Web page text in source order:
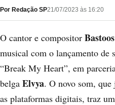
Por Redação SP21/07/2023 às 16:20
O cantor e compositor Bastoos
musical com o lançamento de
“Break My Heart”, em
belga Elvya. O novo som,
as plataformas digitais, traz